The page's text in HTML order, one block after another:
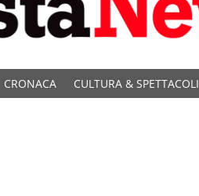
CRONACA CULTURA & SPETTACOLI